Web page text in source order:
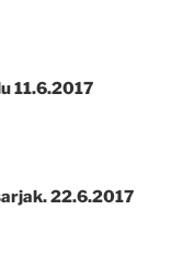
11.6.2017
22.6.2017